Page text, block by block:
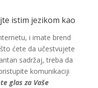
istim jezikom kao
i imate brend
ćete da učestvujete
sadržaj, treba da
komunikaciji
glas za Vaše